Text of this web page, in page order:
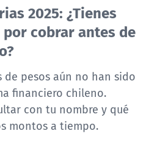
2025: ¿Tienes
cobrar antes de
de pesos aún no han sido
financiero chileno.
con tu nombre y qué
montos a tiempo.